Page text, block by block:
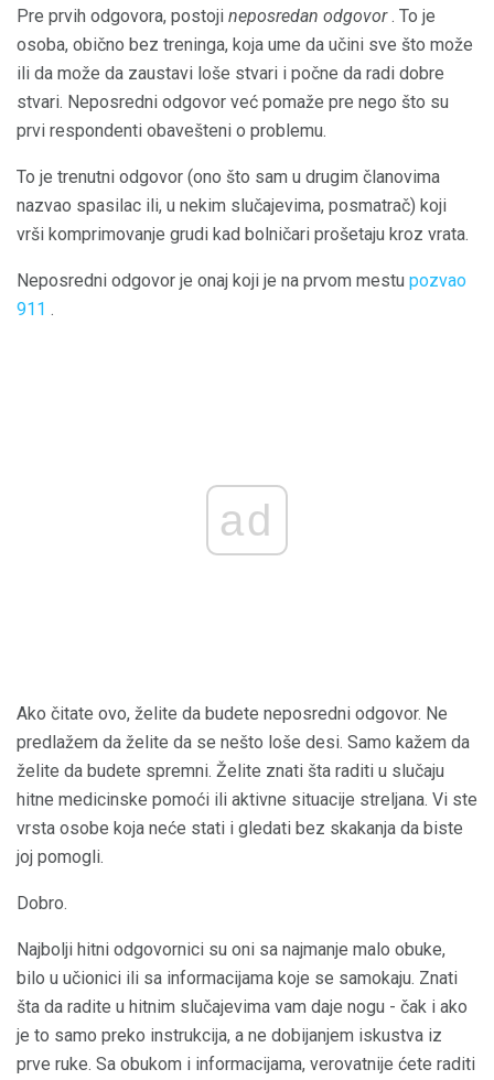
Pre prvih odgovora, postoji neposredan odgovor. To je
osoba, obično bez treninga, koja ume da učini sve što može
ili da može da zaustavi loše stvari i počne da radi dobre
stvari. Neposredni odgovor već pomaže pre nego što su
prvi respondenti obavešteni o problemu.
To je trenutni odgovor (ono što sam u drugim članovima
nazvao spasilac ili, u nekim slučajevima, posmatrač) koji
vrši komprimovanje grudi kad bolničari prošetaju kroz vrata.
Neposredni odgovor je onaj koji je na prvom mestu pozvao
911 .
ad
Ako čitate ovo, želite da budete neposredni odgovor. Ne
predlažem da želite da se nešto loše desi. Samo kažem da
želite da budete spremni. Želite znati šta raditi u slučaju
hitne medicinske pomoći ili aktivne situacije streljana. Vi ste
vrsta osobe koja neće stati i gledati bez skakanja da biste
joj pomogli.
Dobro.
Najbolji hitni odgovornici su oni sa najmanje malo obuke,
bilo u učionici ili sa informacijama koje se samokaju. Znati
šta da radite u hitnim slučajevima vam daje nogu - čak i ako
je to samo preko instrukcija, a ne dobijanjem iskustva iz
prve ruke. Sa obukom i informacijama, verovatnije ćete raditi